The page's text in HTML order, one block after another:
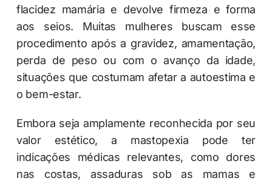
flacidez mamária e devolve firmeza e forma
aos seios. Muitas mulheres buscam esse
procedimento após a gravidez, amamentação,
perda de peso ou com o avanço da idade,
situações que costumam afetar a autoestima e
o bem-estar.
Embora seja amplamente reconhecida por seu
valor estético, a mastopexia pode ter
indicações médicas relevantes, como dores
nas costas, assaduras sob as mamas e